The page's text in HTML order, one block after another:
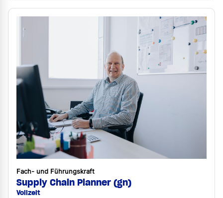
Fach- und Führungskraft
Supply Chain Planner (gn)
Vollzeit